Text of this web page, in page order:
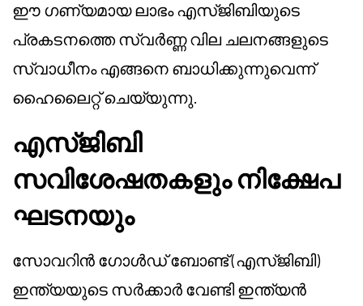
ഈ ഗണ്യമായ ലാഭം എസ്‌ജിബിയുടെ
പ്രകടനത്തെ സ്വർണ്ണ വില ചലനങ്ങളുടെ
സ്വാധീനം എങ്ങനെ ബാധിക്കുന്നുവെന്ന്
ഹൈലൈറ്റ് ചെയ്യുന്നു.
എസ്‌ജിബി
സവിശേഷതകളും നിക്ഷേപ
ഘടനയും
സോവറിൻ ഗോൾഡ് ബോണ്ട് (എസ്‌ജിബി)
ഇന്ത്യയുടെ സർക്കാർ വേണ്ടി ഇന്ത്യൻ